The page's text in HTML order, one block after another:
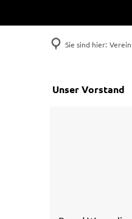
Sie sind hier: Verein
UnserUnser Vorstand